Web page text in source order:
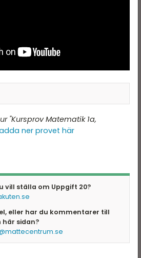
"Kursprov Matematik 1a,
ner provet här
vill ställa om Uppgift 20?
eller har du kommentarer till
sidan?